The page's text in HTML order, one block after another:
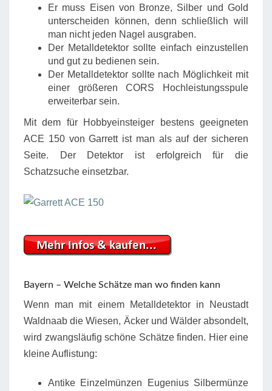
Er muss Eisen von Bronze, Silber und Gold
unterscheiden können, denn schließlich will
man nicht jeden Nagel ausgraben.
Der Metalldetektor sollte einfach einzustellen
und gut zu bedienen sein.
Der Metalldetektor sollte nach Möglichkeit mit
einer größeren CORS Hochleistungsspule
erweiterbar sein.
Mit dem für Hobbyeinsteiger bestens geeigneten
ACE 150 von Garrett ist man als auf der sicheren
Seite. Der Detektor ist erfolgreich für die
Schatzsuche einsetzbar.
Bayern – Welche Schätze man wo finden kann
Wenn man mit einem Metalldetektor in Neustadt
Waldnaab die Wiesen, Äcker und Wälder absondelt,
wird zwangsläufig schöne Schätze finden. Hier eine
kleine Auflistung:
Antike Einzelmünzen Eugenius Silbermünze